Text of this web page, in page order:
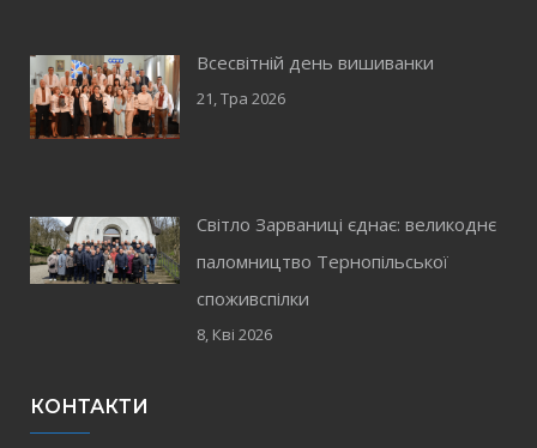
Всесвітній день вишиванки
21, Тра 2026
Світло Зарваниці єднає: великоднє
паломництво Тернопільської
споживспілки
8, Кві 2026
КОНТАКТИ